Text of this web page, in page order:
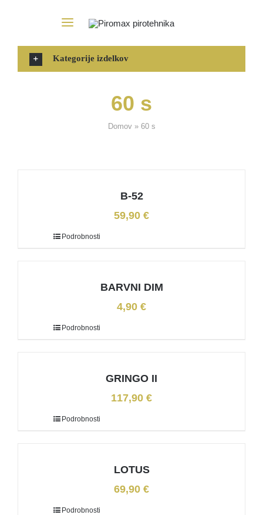
Toggle
Navigation
Domov
Kategorije izdelkov
60 s
Domov» 60 s
B-52
59,90 €
Podrobnosti
BARVNI DIM
4,90 €
Podrobnosti
GRINGO II
117,90 €
Podrobnosti
LOTUS
69,90 €
Podrobnosti